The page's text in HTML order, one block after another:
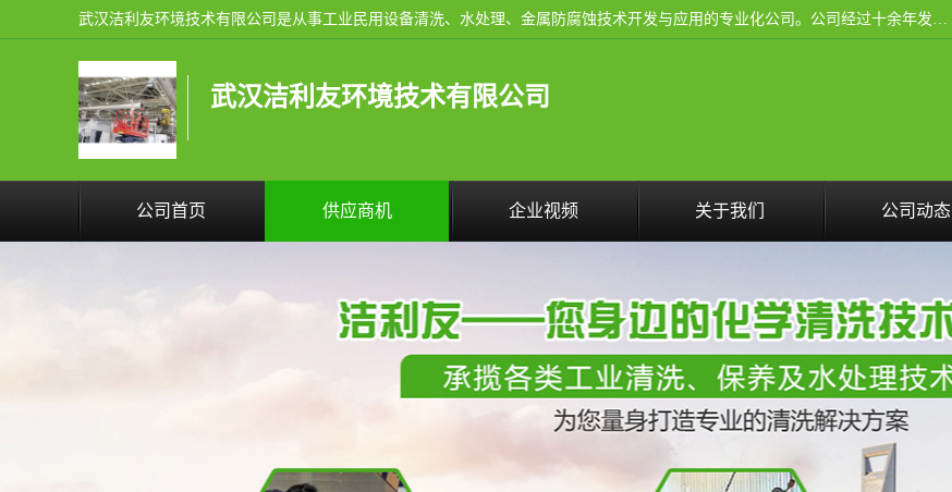
武汉洁利友环境技术有限公司是从事工业民用设备清洗、水处理、金属防腐蚀技术开发与应用的专业化公司。公司经过十余年发展积累了丰富的清洗经验，服务过的客户达到500余家，清洗的各类工业设备共计3000余台。
武汉洁利友环境技术有限公司
公司首页 供应商机 企业视频 关于我们 公司动态